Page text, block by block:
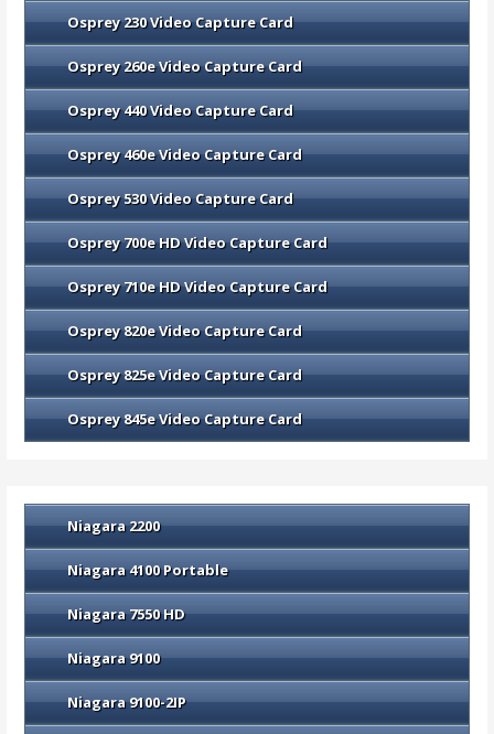
Osprey 230 Video Capture Card
Osprey 260e Video Capture Card
Osprey 440 Video Capture Card
Osprey 460e Video Capture Card
Osprey 530 Video Capture Card
Osprey 700e HD Video Capture Card
Osprey 710e HD Video Capture Card
Osprey 820e Video Capture Card
Osprey 825e Video Capture Card
Osprey 845e Video Capture Card
Niagara 2200
Niagara 4100 Portable
Niagara 7550 HD
Niagara 9100
Niagara 9100-2IP